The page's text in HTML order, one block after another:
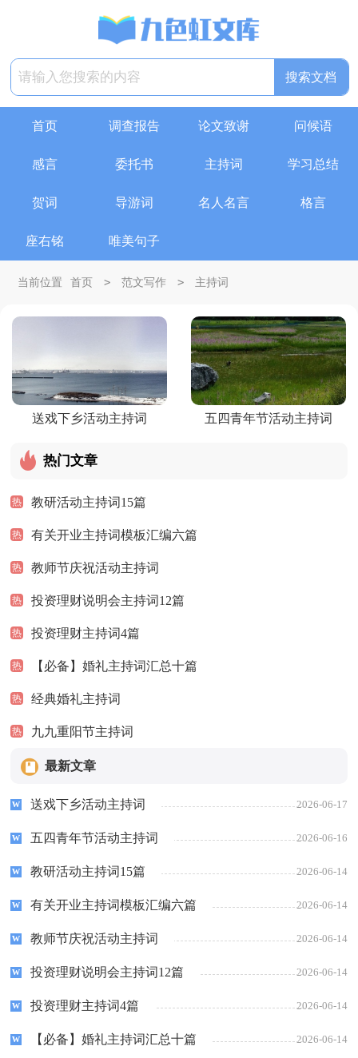
首页 调查报告 论文致谢 问候语
感言 委托书 主持词 学习总结
贺词 导游词 名人名言 格言
座右铭 唯美句子
当前位置 首页 > 范文写作 > 主持词
送戏下乡活动主持词 五四青年节活动主持词
热门文章
热 教研活动主持词15篇
热 有关开业主持词模板汇编六篇
热 教师节庆祝活动主持词
热 投资理财说明会主持词12篇
热 投资理财主持词4篇
热 【必备】婚礼主持词汇总十篇
热 经典婚礼主持词
热 九九重阳节主持词
最新文章
送戏下乡活动主持词 2026-06-17
五四青年节活动主持词 2026-06-16
教研活动主持词15篇 2026-06-14
有关开业主持词模板汇编六篇 2026-06-14
教师节庆祝活动主持词 2026-06-14
投资理财说明会主持词12篇 2026-06-14
投资理财主持词4篇 2026-06-14
【必备】婚礼主持词汇总十篇 2026-06-14